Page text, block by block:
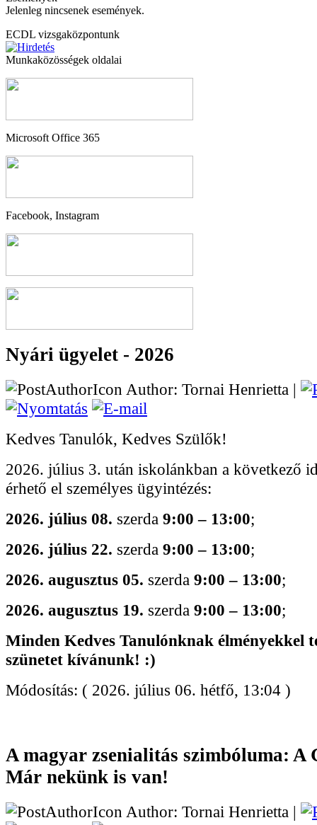
Jelenleg nincsenek események.
ECDL vizsgaközpontunk
Munkaközösségek oldalai
Microsoft Office 365
Facebook, Instagram
Nyári ügyelet - 2026
Author: Tornai Henrietta |
Kedves Tanulók, Kedves Szülők!
2026. július 3. után iskolánkban a következő
érhető el személyes ügyintézés:
2026. július 08. szerda 9:00 – 13:00;
2026. július 22. szerda 9:00 – 13:00;
2026. augusztus 05. szerda 9:00 – 13:00;
2026. augusztus 19. szerda 9:00 – 13:00;
Minden Kedves Tanulónknak élményekkel
szünetet kívánunk! :)
Módosítás: ( 2026. július 06. hétfő, 13:04 )
A magyar zsenialitás szimbóluma: A
Már nekünk is van!
Author: Tornai Henrietta |